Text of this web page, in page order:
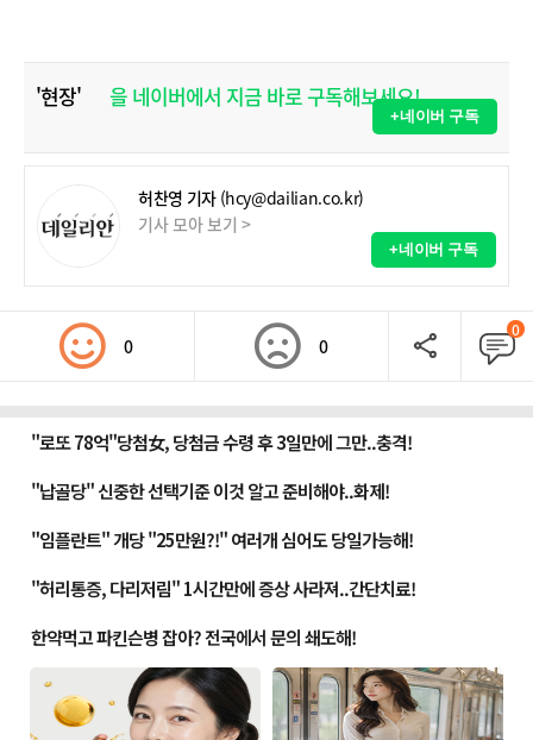
'현장' 을 네이버에서 지금 바로 구독해보세요!
+네이버 구독
허찬영 기자 (hcy@dailian.co.kr)
기사 모아 보기 >
+네이버 구독
0 0
0